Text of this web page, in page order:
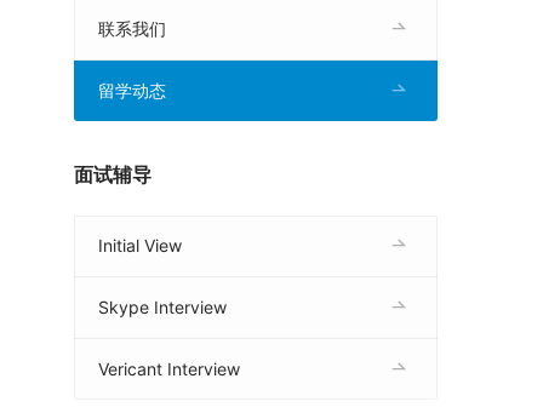
联系我们
留学动态
面试辅导
Initial View
Skype Interview
Vericant Interview